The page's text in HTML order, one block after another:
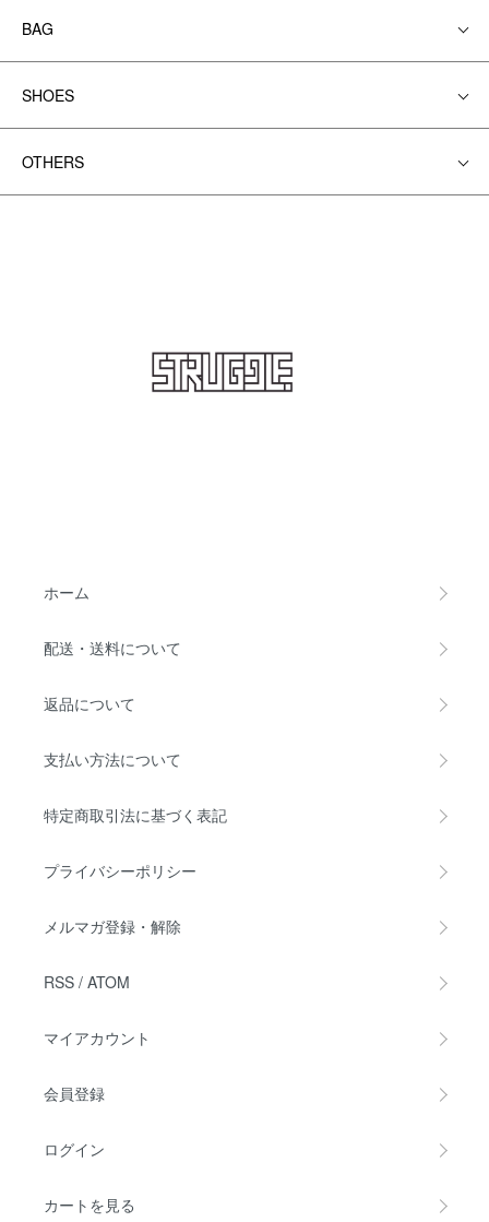
BAG
SHOES
OTHERS
ホーム
配送・送料について
返品について
支払い方法について
特定商取引法に基づく表記
プライバシーポリシー
メルマガ登録・解除
RSS / ATOM
マイアカウント
会員登録
ログイン
カートを見る